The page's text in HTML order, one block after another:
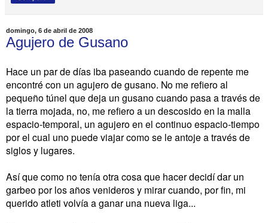
domingo, 6 de abril de 2008
Agujero de Gusano
Hace un par de días iba paseando cuando de repente me
encontré con un agujero de gusano. No me refiero al
pequeño túnel que deja un gusano cuando pasa a través de
la tierra mojada, no, me refiero a un descosido en la malla
espacio-temporal, un agujero en el continuo espacio-tiempo
por el cual uno puede viajar como se le antoje a través de
siglos y lugares.
Así que como no tenía otra cosa que hacer decidí dar un
garbeo por los años venideros y mirar cuando, por fin, mi
querido atleti volvía a ganar una nueva liga...